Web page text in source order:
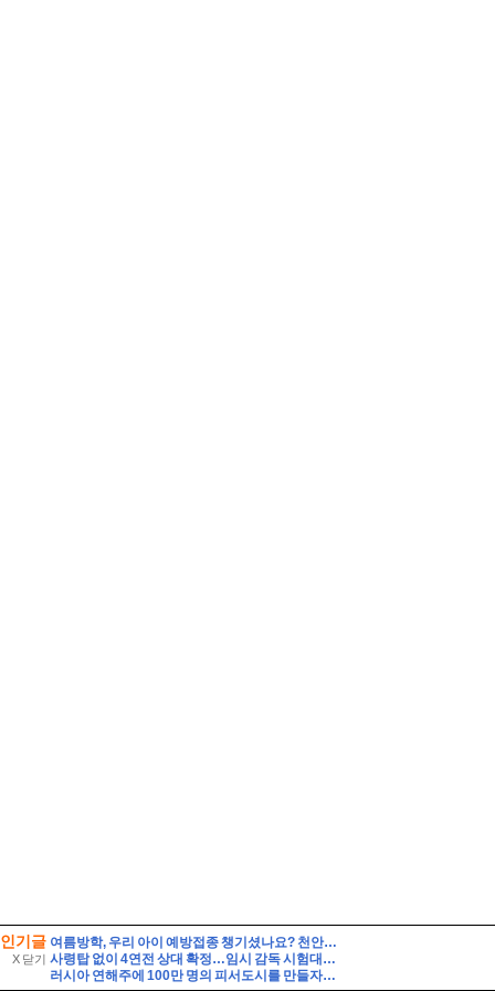
인기글
X 닫기
여름방학, 우리 아이 예방접종 챙기셨나요? 천안시 무료접종 안내
사령탑 없이 4연전 상대 확정…임시 감독 시험대 / 연합뉴스TV (YonhapnewsTV)
러시아 연해주에 100만 명의 피서도시를 만들자는 제안